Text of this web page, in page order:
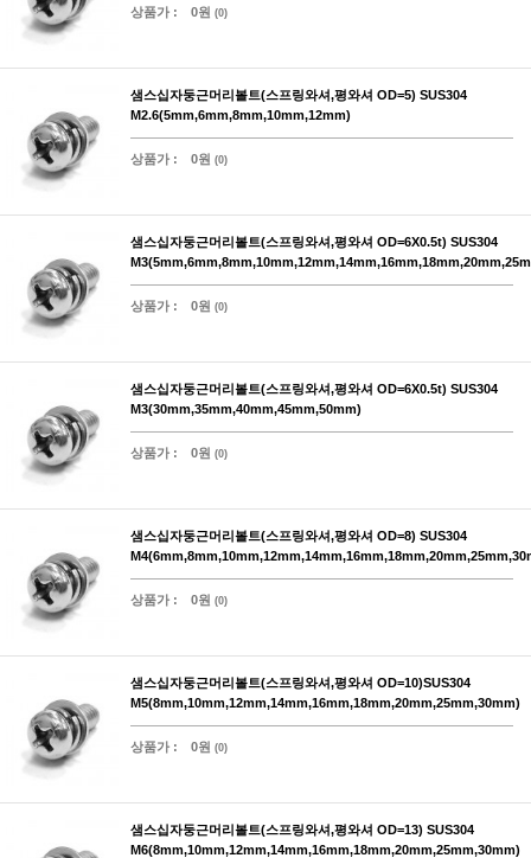
상품가 : 0원 (0)
샘스십자둥근머리볼트(스프링와셔,평와셔 OD=5) SUS304
M2.6(5mm,6mm,8mm,10mm,12mm)
상품가 : 0원 (0)
샘스십자둥근머리볼트(스프링와셔,평와셔 OD=6X0.5t) SUS304
상품가 : 0원 (0)
샘스십자둥근머리볼트(스프링와셔,평와셔 OD=6X0.5t) SUS304
M3(30mm,35mm,40mm,45mm,50mm)
상품가 : 0원 (0)
샘스십자둥근머리볼트(스프링와셔,평와셔 OD=8) SUS304
상품가 : 0원 (0)
샘스십자둥근머리볼트(스프링와셔,평와셔 OD=10)SUS304
M5(8mm,10mm,12mm,14mm,16mm,18mm,20mm,25mm,30mm)
상품가 : 0원 (0)
샘스십자둥근머리볼트(스프링와셔,평와셔 OD=13) SUS304
M6(8mm,10mm,12mm,14mm,16mm,18mm,20mm,25mm,30mm)